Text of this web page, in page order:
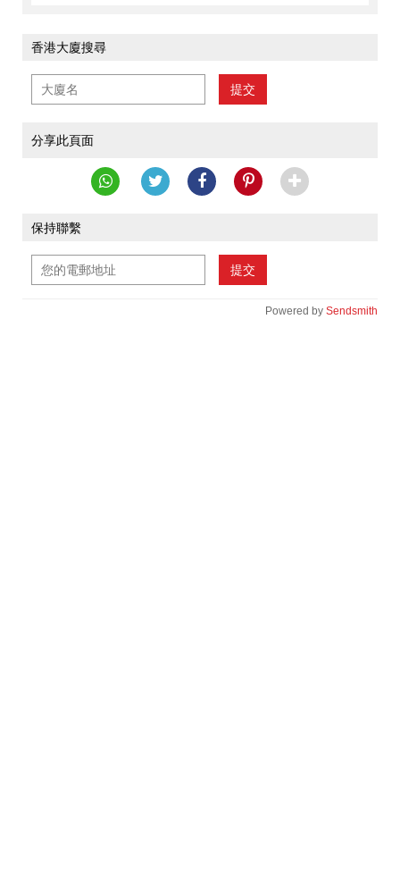
香港大廈搜尋
提交
分享此頁面
保持聯繫
提交
Powered by Sendsmith